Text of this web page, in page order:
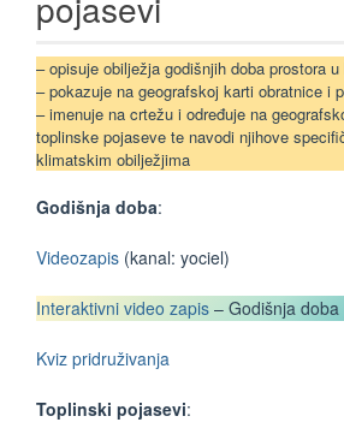
– opisuje obilježja godišnjih doba prostora
– pokazuje na geografskoj karti obratnice i
– imenuje na crtežu i određuje na
toplinske pojaseve te navodi njihove
klimatskim obilježjima
Godišnja doba:
Videozapis (kanal: yociel)
Interaktivni video zapis – Godišnja doba
Kviz pridruživanja
Toplinski pojasevi: